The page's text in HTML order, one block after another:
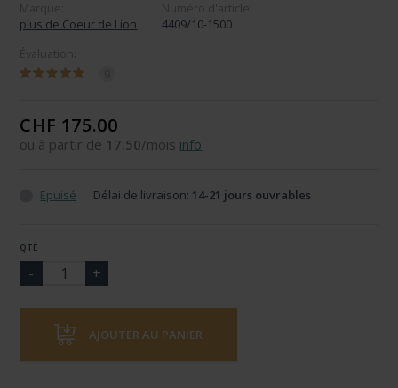
plus de Coeur de Lion
4409/10-1500
CHF 175.00
ou à partir de 17.50/mois info
Epuisé Délai de livraison: 14-21 jours ouvrables
QTÉ
AJOUTER AU PANIER